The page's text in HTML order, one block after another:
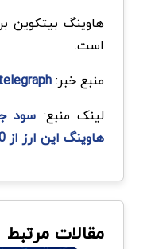
است.
منبع خبر:
لینک منبع: سود
هاوینگ این ارز از 700 میلیون دلار گذشت
مقالات مرتبط